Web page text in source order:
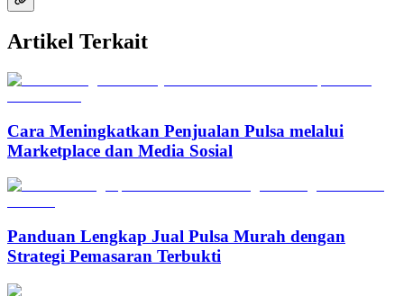
Artikel Terkait
Cara Meningkatkan Penjualan Pulsa melalui
Marketplace dan Media Sosial
Panduan Lengkap Jual Pulsa Murah dengan
Strategi Pemasaran Terbukti